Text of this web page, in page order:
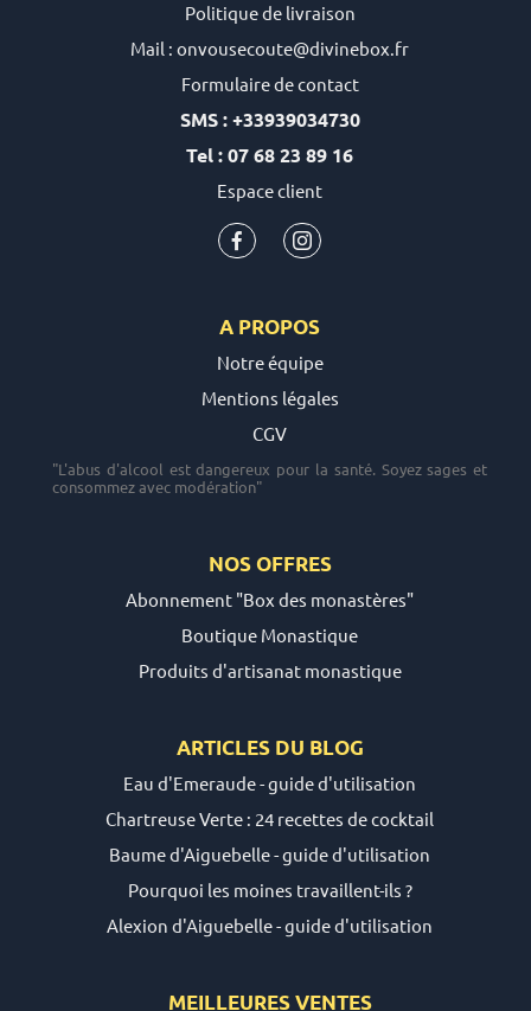
Politique de livraison
Mail : onvousecoute@divinebox.fr
Formulaire de contact
SMS : +33939034730
Tel : 07 68 23 89 16
Espace client
A PROPOS
Notre équipe
Mentions légales
CGV
"L'abus d'alcool est dangereux pour la santé. Soyez sages et
consommez avec modération"
NOS OFFRES
Abonnement "Box des monastères"
Boutique Monastique
Produits d'artisanat monastique
ARTICLES DU BLOG
Eau d'Emeraude - guide d'utilisation
Chartreuse Verte : 24 recettes de cocktail
Baume d'Aiguebelle - guide d'utilisation
Pourquoi les moines travaillent-ils ?
Alexion d'Aiguebelle - guide d'utilisation
MEILLEURES VENTES